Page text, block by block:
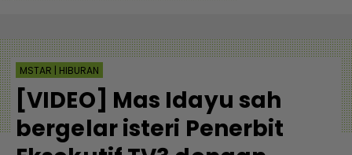
MSTAR | HIBURAN
[VIDEO] Mas Idayu sah
bergelar isteri Penerbit